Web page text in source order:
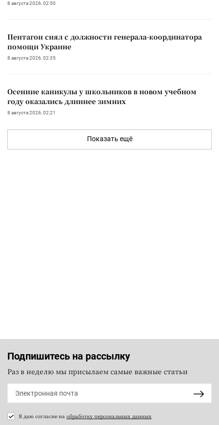
8 августа 2026, 02:50
Пентагон снял с должности генерала-координатора
помощи Украине
8 августа 2026, 02:35
Осенние каникулы у школьников в новом учебном
году оказались длиннее зимних
8 августа 2026, 02:21
Показать ещё
Подпишитесь на рассылку
Раз в неделю мы присылаем самые важные статьи
Я даю согласие на обработку персональных данных